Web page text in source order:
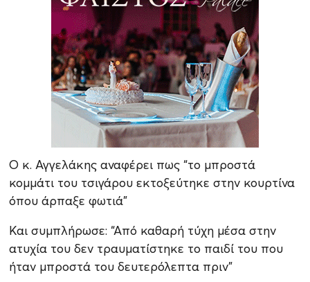
Ο κ. Αγγελάκης αναφέρει πως “το μπροστά
κομμάτι του τσιγάρου εκτοξεύτηκε στην κουρτίνα
όπου άρπαξε φωτιά”
Και συμπλήρωσε: “Από καθαρή τύχη μέσα στην
ατυχία του δεν τραυματίστηκε το παιδί του που
ήταν μπροστά του δευτερόλεπτα πριν”